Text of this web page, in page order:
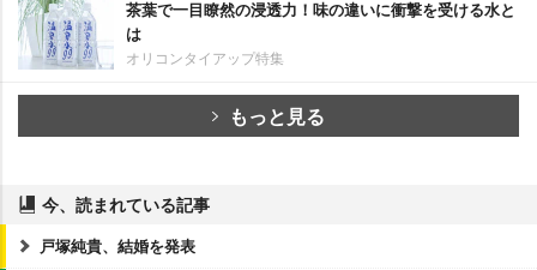
茶葉で一目瞭然の浸透力！味の違いに衝撃を受ける水と
は
オリコンタイアップ特集
もっと見る
今、読まれている記事
戸塚純貴、結婚を発表